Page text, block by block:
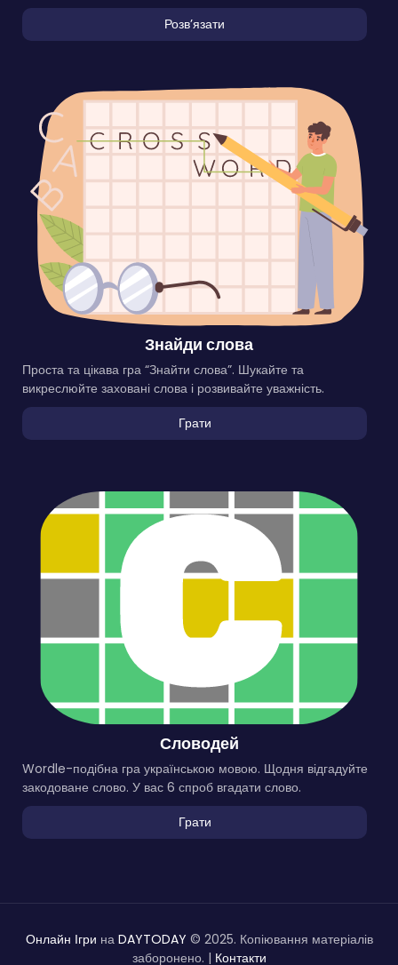
Розвʼязати
Знайди слова
Проста та цікава гра “Знайти слова”. Шукайте та
викреслюйте заховані слова і розвивайте уважність.
Грати
Словодей
Wordle-подібна гра українською мовою. Щодня відгадуйте
закодоване слово. У вас 6 спроб вгадати слово.
Грати
Онлайн Ігри на DAYTODAY © 2025. Копіювання матеріалів
заборонено. | Контакти